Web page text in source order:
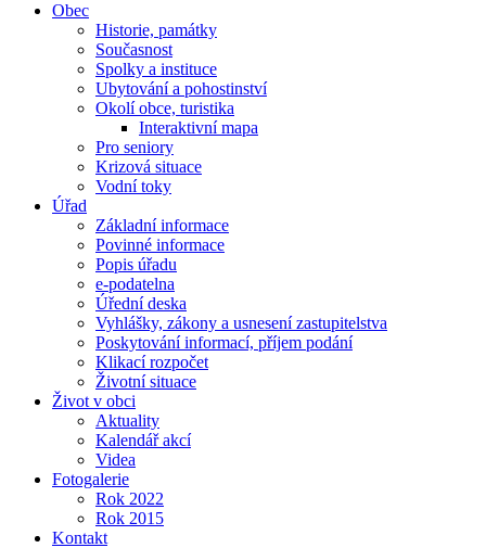
Obec
Historie, památky
Současnost
Spolky a instituce
Ubytování a pohostinství
Okolí obce, turistika
Interaktivní mapa
Pro seniory
Krizová situace
Vodní toky
Úřad
Základní informace
Povinné informace
Popis úřadu
e-podatelna
Úřední deska
Vyhlášky, zákony a usnesení zastupitelstva
Poskytování informací, příjem podání
Klikací rozpočet
Životní situace
Život v obci
Aktuality
Kalendář akcí
Videa
Fotogalerie
Rok 2022
Rok 2015
Kontakt